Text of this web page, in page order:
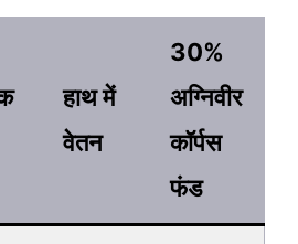
हाथ में
वेतन
30%
अग्निवीर
कॉर्पस
फंड